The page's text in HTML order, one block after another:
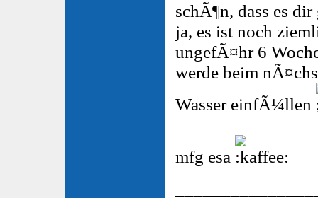
schÃ¶n, dass es
ja, es ist noch
ungefÃ¤hr 6
werde beim
Wasser einfÃ¼llen
mfg esa